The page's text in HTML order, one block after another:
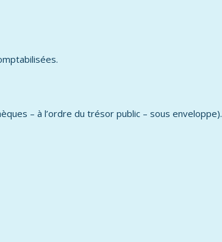
– à l’ordre du trésor public – sous enveloppe).